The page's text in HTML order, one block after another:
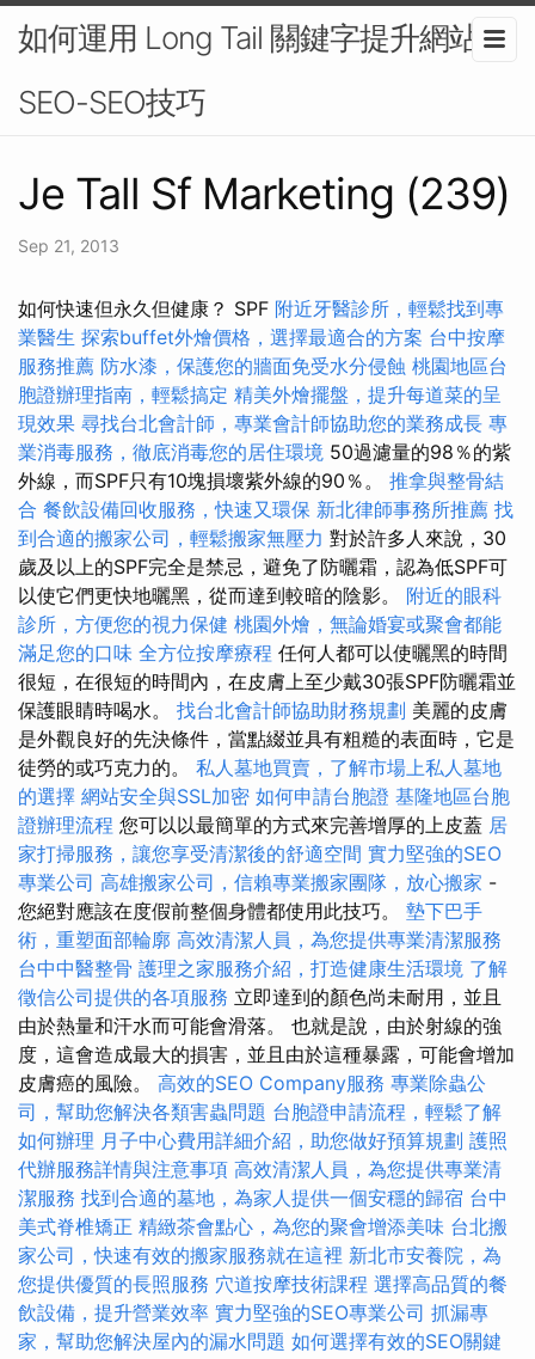
如何運用 Long Tail 關鍵字提升網站
SEO-SEO技巧
Je Tall Sf Marketing (239)
Sep 21, 2013
如何快速但永久但健康？ SPF 附近牙醫診所，輕鬆找到專
業醫生 探索buffet外燴價格，選擇最適合的方案 台中按摩
服務推薦 防水漆，保護您的牆面免受水分侵蝕 桃園地區台
胞證辦理指南，輕鬆搞定 精美外燴擺盤，提升每道菜的呈
現效果 尋找台北會計師，專業會計師協助您的業務成長 專
業消毒服務，徹底消毒您的居住環境 50過濾量的98％的紫
外線，而SPF只有10塊損壞紫外線的90％。 推拿與整骨結
合 餐飲設備回收服務，快速又環保 新北律師事務所推薦 找
到合適的搬家公司，輕鬆搬家無壓力 對於許多人來說，30
歲及以上的SPF完全是禁忌，避免了防曬霜，認為低SPF可
以使它們更快地曬黑，從而達到較暗的陰影。 附近的眼科
診所，方便您的視力保健 桃園外燴，無論婚宴或聚會都能
滿足您的口味 全方位按摩療程 任何人都可以使曬黑的時間
很短，在很短的時間內，在皮膚上至少戴30張SPF防曬霜並
保護眼睛時喝水。 找台北會計師協助財務規劃 美麗的皮膚
是外觀良好的先決條件，當點綴並具有粗糙的表面時，它是
徒勞的或巧克力的。 私人墓地買賣，了解市場上私人墓地
的選擇 網站安全與SSL加密 如何申請台胞證 基隆地區台胞
證辦理流程 您可以以最簡單的方式來完善增厚的上皮蓋 居
家打掃服務，讓您享受清潔後的舒適空間 實力堅強的SEO
專業公司 高雄搬家公司，信賴專業搬家團隊，放心搬家 -
您絕對應該在度假前整個身體都使用此技巧。 墊下巴手
術，重塑面部輪廓 高效清潔人員，為您提供專業清潔服務
台中中醫整骨 護理之家服務介紹，打造健康生活環境 了解
徵信公司提供的各項服務 立即達到的顏色尚未耐用，並且
由於熱量和汗水而可能會滑落。 也就是說，由於射線的強
度，這會造成最大的損害，並且由於這種暴露，可能會增加
皮膚癌的風險。 高效的SEO Company服務 專業除蟲公
司，幫助您解決各類害蟲問題 台胞證申請流程，輕鬆了解
如何辦理 月子中心費用詳細介紹，助您做好預算規劃 護照
代辦服務詳情與注意事項 高效清潔人員，為您提供專業清
潔服務 找到合適的墓地，為家人提供一個安穩的歸宿 台中
美式脊椎矯正 精緻茶會點心，為您的聚會增添美味 台北搬
家公司，快速有效的搬家服務就在這裡 新北市安養院，為
您提供優質的長照服務 穴道按摩技術課程 選擇高品質的餐
飲設備，提升營業效率 實力堅強的SEO專業公司 抓漏專
家，幫助您解決屋內的漏水問題 如何選擇有效的SEO關鍵